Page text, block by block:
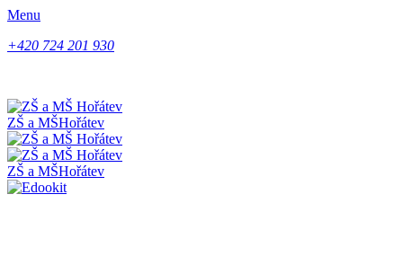
Menu
+420 724 201 930
ZŠ a MŠHořátev
ZŠ a MŠHořátev